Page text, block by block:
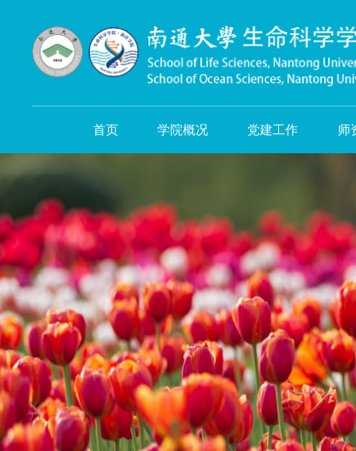
首页 学院概况 党建工作